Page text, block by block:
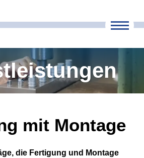
mit Montage
die Fertigung und Montage